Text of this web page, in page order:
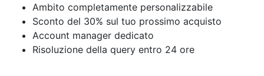
Ambito completamente personalizzabile
Sconto del 30% sul tuo prossimo acquisto
Account manager dedicato
Risoluzione della query entro 24 ore